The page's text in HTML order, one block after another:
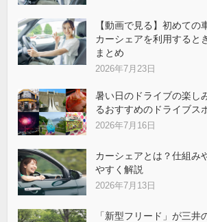
【動画で見る】初めての
カーシェアを利用すると
まとめ
2026年7月23日
暑い日のドライブの楽し
るおすすめのドライブス
2026年7月16日
カーシェアとは？仕組み
やすく解説
2026年7月13日
「新型フリード」が三井